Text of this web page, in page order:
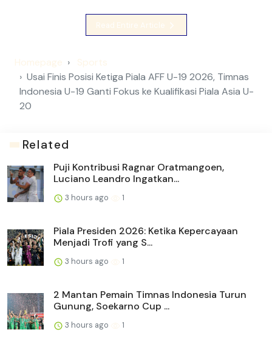
Read Entire Article
Homepage
Sports
Usai Finis Posisi Ketiga Piala AFF U-19 2026, Timnas
Indonesia U-19 Ganti Fokus ke Kualifikasi Piala Asia U-
20
Related
Puji Kontribusi Ragnar Oratmangoen,
Luciano Leandro Ingatkan...
3 hours ago 1
Piala Presiden 2026: Ketika Kepercayaan
Menjadi Trofi yang S...
3 hours ago 1
2 Mantan Pemain Timnas Indonesia Turun
Gunung, Soekarno Cup ...
3 hours ago 1